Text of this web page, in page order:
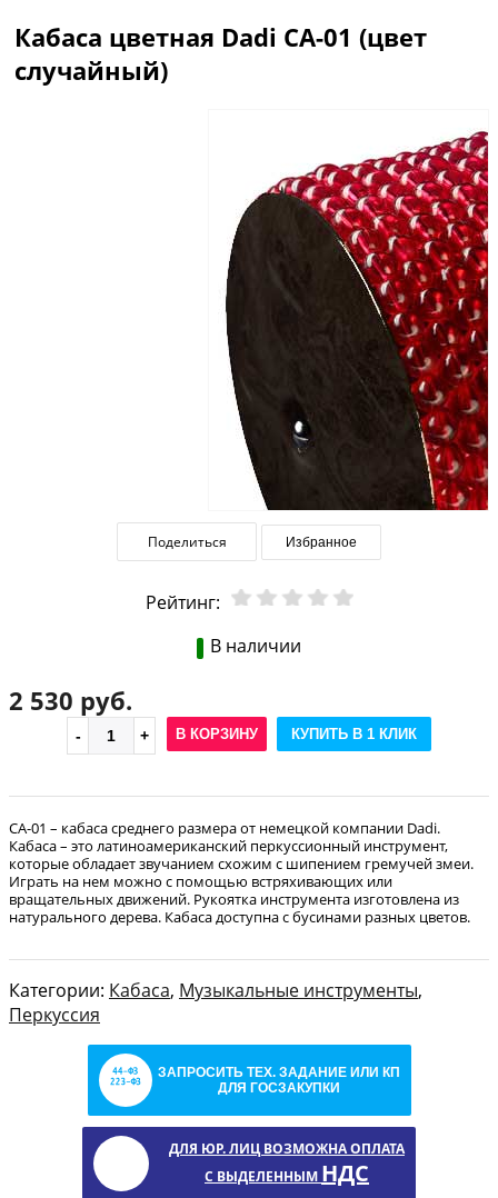
Кабаса цветная Dadi CA-01 (цвет
случайный)
Поделиться Избранное
Рейтинг:
В наличии
2 530 руб.
В КОРЗИНУ КУПИТЬ В 1 КЛИК
CA-01 – кабаса среднего размера от немецкой компании Dadi.
Кабаса – это латиноамериканский перкуссионный инструмент,
которые обладает звучанием схожим с шипением гремучей змеи.
Играть на нем можно с помощью встряхивающих или
вращательных движений. Рукоятка инструмента изготовлена из
натурального дерева. Кабаса доступна с бусинами разных цветов.
Категории: Кабаса, Музыкальные инструменты,
Перкуссия
ЗАПРОСИТЬ ТЕХ. ЗАДАНИЕ ИЛИ КП
ДЛЯ ГОСЗАКУПКИ
ДЛЯ ЮР. ЛИЦ ВОЗМОЖНА ОПЛАТА
С ВЫДЕЛЕННЫМ НДС